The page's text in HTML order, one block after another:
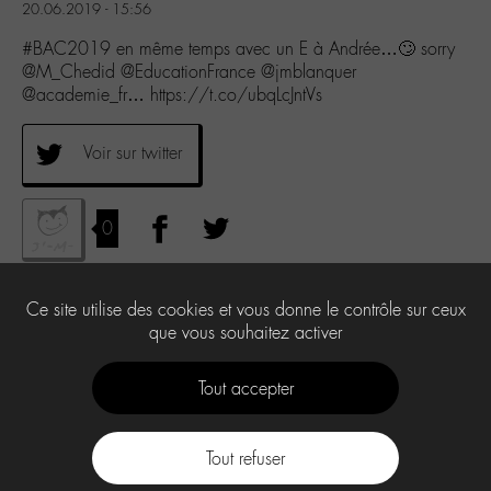
20.06.2019 - 15:56
#BAC2019 en même temps avec un E à Andrée…🙄 sorry
@M_Chedid @EducationFrance @jmblanquer
@academie_fr… https://t.co/ubqLcJntVs
Voir sur twitter
0
Ce site utilise des cookies et vous donne le contrôle sur ceux
que vous souhaitez activer
Tout accepter
Tout refuser